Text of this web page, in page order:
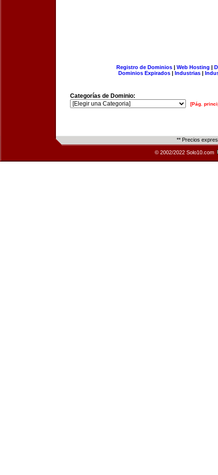
Registro de Dominios| Web Hosting |
Dominios Expirados | Industrias |
Categorías de Dominio:
[Pág.
** Precios
© 2002/2022 Solo10.com